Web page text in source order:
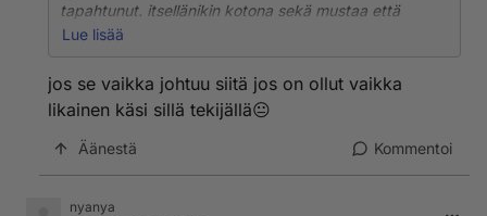
tapahtunut. itsellänikin kotona sekä mustaa että
punaista väriä. tosin kertaakaan en ulkomailla ole
ollut vaikka minulla onkin paha allergia ja ihottumaa
käsissä. ihmettelen vain että milläköhän tekniikalla ne
ulkomailla sitten niitä tekevät
Lue lisää
jos se vaikka johtuu siitä jos on ollut vaikka
likainen käsi sillä tekijällä😐
Äänestä Kommentoi
nyanya